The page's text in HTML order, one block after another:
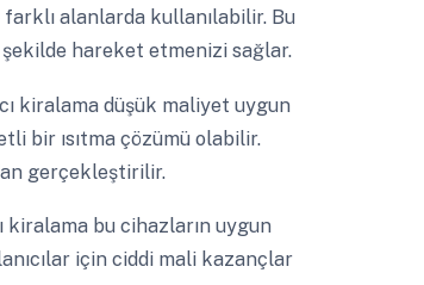
alanlarda kullanılabilir. Bu
şekilde hareket etmenizi sağlar.
kiralama düşük maliyet uygun
bir ısıtma çözümü olabilir.
gerçekleştirilir.
kiralama bu cihazların uygun
için ciddi mali kazançlar